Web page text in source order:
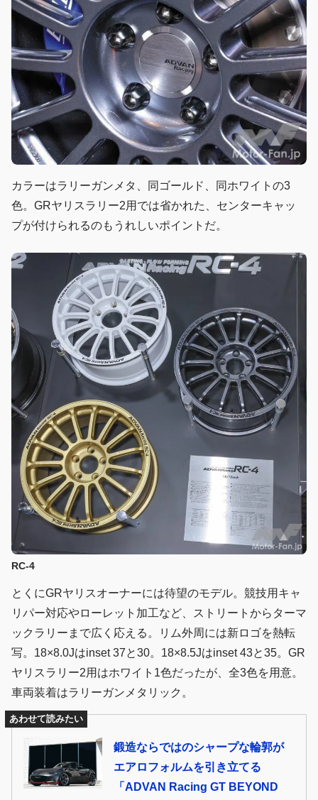
カラーはラリーガンメタ、同ゴールド、同ホワイトの3
色。GRヤリスラリー2用では省かれた、センターキャッ
プが付けられるのもうれしいポイントだ。
RC-4
とくにGRヤリスオーナーには待望のモデル。競技用キャ
リパー対応やローレット加工など、ストリートからターマ
ックラリーまで広く応える。リム外周には新ロゴを熱転
写。18×8.0Jはinset 37と30。18×8.5Jはinset 43と35。GR
ヤリスラリー2用はホワイト1色だったが、全3色を用意。
車両装着はラリーガンメタリック。
あわせて読みたい
鍛造ならではのシャープな輪郭が
エアロフォルムを引き立てる
「ADVAN Racing GT BEYOND